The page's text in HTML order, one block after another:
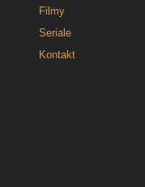
Filmy
Seriale
Kontakt